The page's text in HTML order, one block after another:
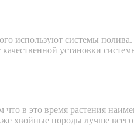
используют системы полива.
установки
в это время растения
хвойные породы лучше